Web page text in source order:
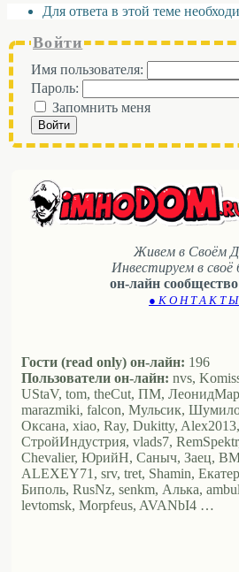
Для ответа в этой теме
Войти
Имя пользователя:
Пароль:
Запомнить меня
Войти
Живем в Своём
Инвестируем в своё
он-лайн сообщество
● К О Н Т А К Т Ы
Гости (read only) он-лайн: 196
Пользователи он-лайн: nvs,
UStaV, tom, theCut, ПМ,
marazmiki, falcon, Мульсик,
Оксана, xiao, Ray, Dukitty,
СтройИндустрия, vlads7,
Chevalier, ЮрийН, Саныч, Заец,
ALEXEY71, srv, tret, Shamin,
Биполь, RusNz, senkm, Алька,
levtomsk, Morpfeus, AVANbI4 …